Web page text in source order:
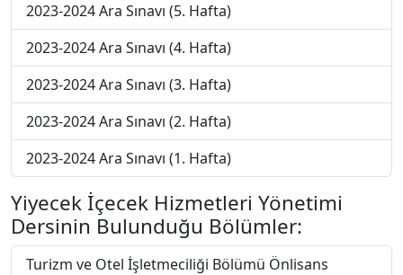
2023-2024 Ara Sınavı (5. Hafta)
2023-2024 Ara Sınavı (4. Hafta)
2023-2024 Ara Sınavı (3. Hafta)
2023-2024 Ara Sınavı (2. Hafta)
2023-2024 Ara Sınavı (1. Hafta)
Yiyecek İçecek Hizmetleri Yönetimi
Dersinin Bulunduğu Bölümler:
Turizm ve Otel İşletmeciliği Bölümü Önlisans